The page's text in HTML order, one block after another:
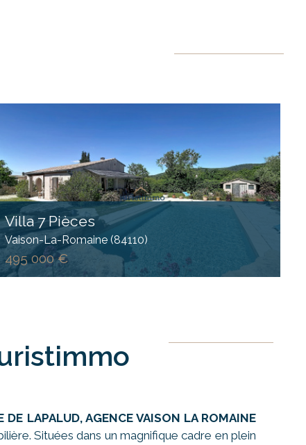
Villa 7 Pièces
Vaison-La-Romaine (84110)
495 000 €
LAPALUD, AGENCE VAISON LA ROMAINE
Situées dans un magnifique cadre en plein